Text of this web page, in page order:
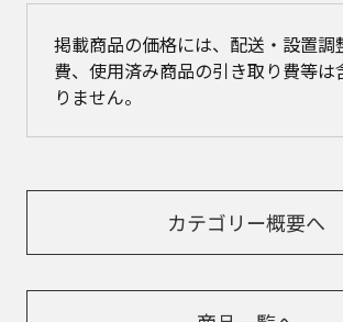
掲載商品の価格には、配送・設置調
費、使用済み商品の引き取り費等は
りません。
カテゴリー概要へ